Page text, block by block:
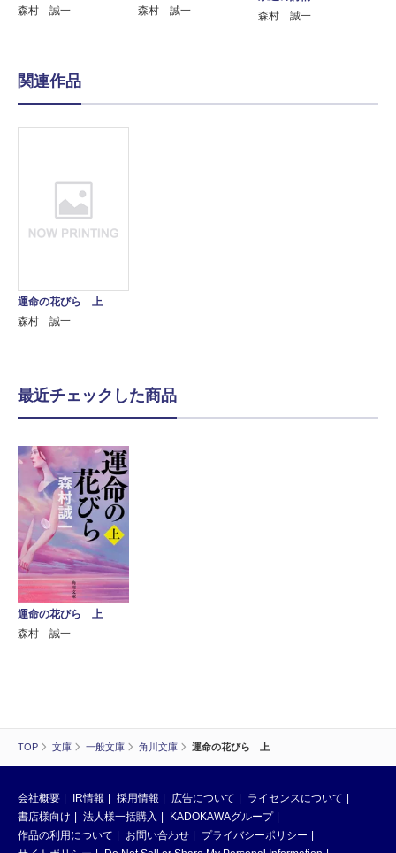
TOP 文庫 一般文庫 角川文庫 運命の花びら 上
森村 誠一
森村 誠一
森村 誠一
関連作品
運命の花びら 上
森村 誠一
最近チェックした商品
運命の花びら 上
森村 誠一
会社概要 IR情報 採用情報 広告について
ライセンスについて
書店様向け
法人様一括購入
KADOKAWAグループ
作品の利用について
お問い合わせ
プライバシーポリシー